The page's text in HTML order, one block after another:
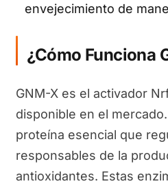
envejecimiento de
¿Cómo Funciona
GNM-X es el activador
disponible en el
proteína esencial que
responsables de la
antioxidantes. Estas